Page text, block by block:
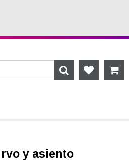
y asiento